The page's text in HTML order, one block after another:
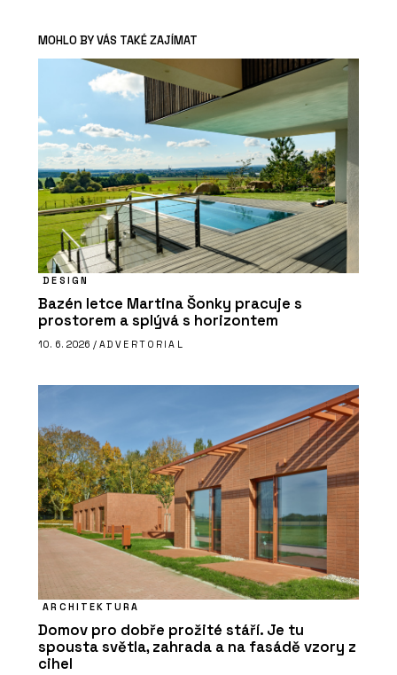
MOHLO BY VÁS TAKÉ ZAJÍMAT
DESIGN
Bazén letce Martina Šonky pracuje s
prostorem a splývá s horizontem
10. 6. 2026 / ADVERTORIAL
ARCHITEKTURA
Domov pro dobře prožité stáří. Je tu
spousta světla, zahrada a na fasádě vzory z
cihel